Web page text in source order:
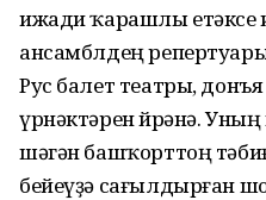
ижади ҡараш­лы етәксе
ансамблдең
Рус балет театры,
үрнәктәрен өйрәнә.
шә­гән башҡорттоң
бейеүҙә са­ғыл­дыр­ған